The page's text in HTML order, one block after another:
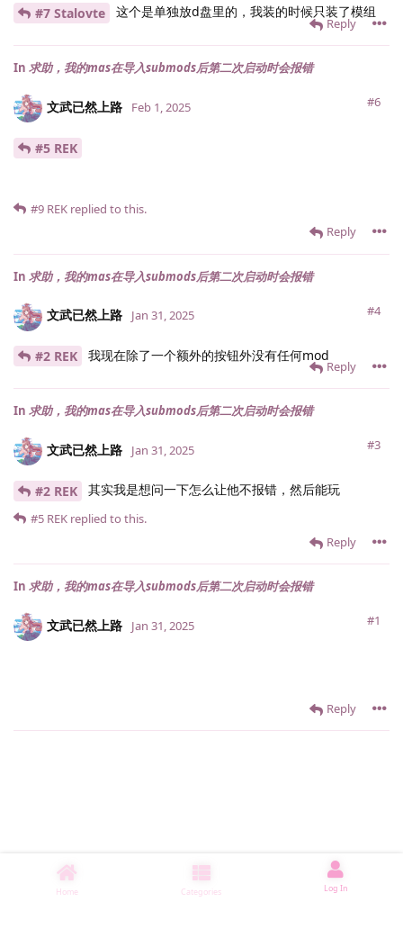
#7 Stalovte 这个是单独放d盘里的，我装的时候只装了模组
Reply
In 求助，我的mas在导入submods后第二次启动时会报错
文武已然上路 #6
Feb 1, 2025
#5 REK
Reply
#9 REK replied to this.
In 求助，我的mas在导入submods后第二次启动时会报错
文武已然上路 #4
Jan 31, 2025
#2 REK 我现在除了一个额外的按钮外没有任何mod
Reply
In 求助，我的mas在导入submods后第二次启动时会报错
文武已然上路 #3
Jan 31, 2025
#2 REK 其实我是想问一下怎么让他不报错，然后能玩
Reply
#5 REK replied to this.
In 求助，我的mas在导入submods后第二次启动时会报错
文武已然上路 #1
Jan 31, 2025
Reply
Home Categories Log In